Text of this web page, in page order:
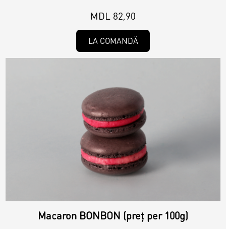
MDL 82,90
LA COMANDĂ
Macaron BONBON (preț per 100g)